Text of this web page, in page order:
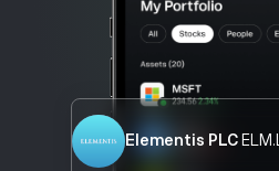
Elementis PLC ELM.L